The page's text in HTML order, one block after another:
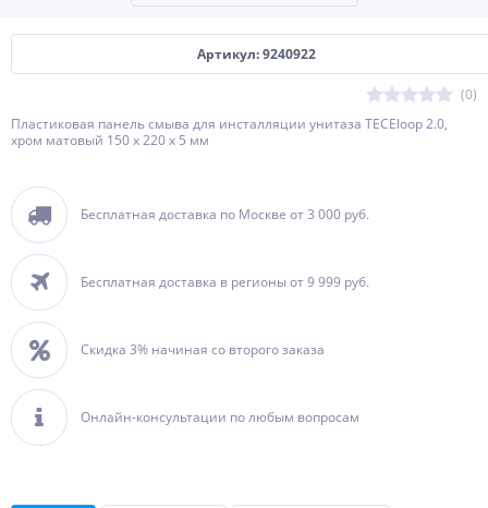
Артикул: 9240922
(0)
Пластиковая панель смыва для инсталляции унитаза TECEloop 2.0,
хром матовый 150 x 220 x 5 мм
Бесплатная доставка по Москве от 3 000 руб.
Бесплатная доставка в регионы от 9 999 руб.
Скидка 3% начиная со второго заказа
Онлайн-консультации по любым вопросам